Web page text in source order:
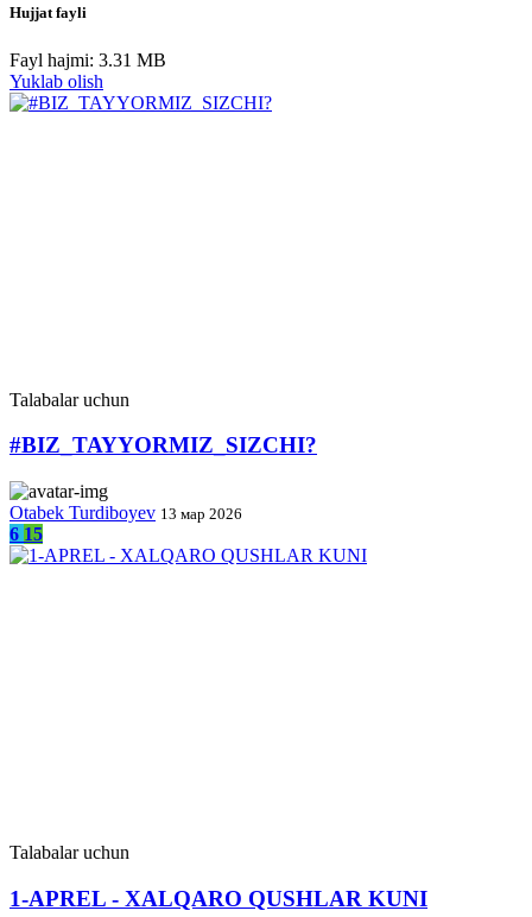
Hujjat fayli
Fayl hajmi: 3.31 MB
Yuklab olish
Talabalar uchun
#BIZ_TAYYORMIZ_SIZCHI?
Otabek Turdiboyev 13 мар 2026
6 15
Talabalar uchun
1-APREL - XALQARO QUSHLAR KUNI